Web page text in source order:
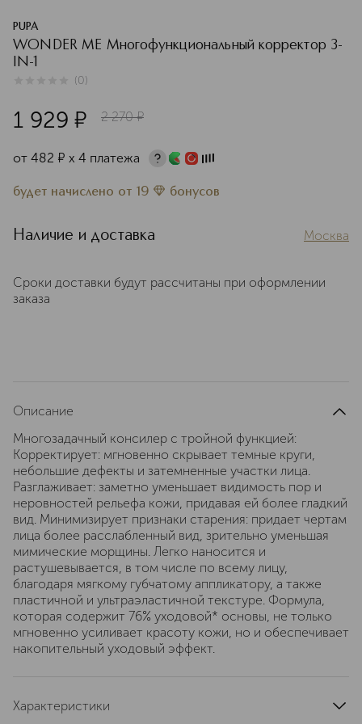
PUPA
WONDER ME Многофункциональный корректор 3-
IN-1
(0)
1 929 ¤ 2 270 ¤
от 482 ¤ х 4 платежа
будет начислено от 19 бонусов
Наличие и доставка Москва
Сроки доставки будут рассчитаны при оформлении
заказа
Описание
Многозадачный консилер с тройной функцией:
Корректирует: мгновенно скрывает темные круги,
небольшие дефекты и затемненные участки лица.
Разглаживает: заметно уменьшает видимость пор и
неровностей рельефа кожи, придавая ей более гладкий
вид. Минимизирует признаки старения: придает чертам
лица более расслабленный вид, зрительно уменьшая
мимические морщины. Легко наносится и
растушевывается, в том числе по всему лицу,
благодаря мягкому губчатому аппликатору, а также
пластичной и ультраэластичной текстуре. Формула,
которая содержит 76% уходовой* основы, не только
мгновенно усиливает красоту кожи, но и обеспечивает
накопительный уходовый эффект.
Характеристики